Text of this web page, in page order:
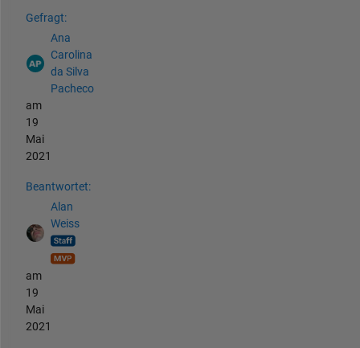
Gefragt:
Ana
Carolina
da Silva
Pacheco
am
19
Mai
2021
Beantwortet:
Alan
Weiss
am
19
Mai
2021